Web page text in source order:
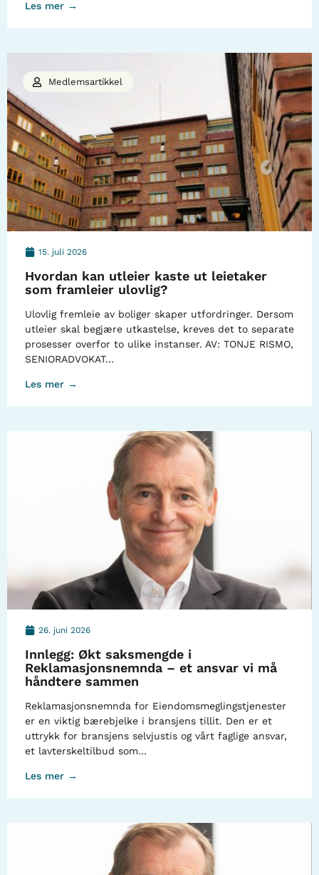
Les mer →
15. juli 2026
Hvordan kan utleier kaste ut leietaker
som framleier ulovlig?
Ulovlig fremleie av boliger skaper utfordringer. Dersom
utleier skal begjære utkastelse, kreves det to separate
prosesser overfor to ulike instanser. AV: TONJE RISMO,
SENIORADVOKAT…
Les mer →
Medlemsartikkel
26. juni 2026
Innlegg: Økt saksmengde i
Reklamasjonsnemnda – et ansvar vi må
håndtere sammen
Reklamasjonsnemnda for Eiendomsmeglingstjenester
er en viktig bærebjelke i bransjens tillit. Den er et
uttrykk for bransjens selvjustis og vårt faglige ansvar,
et lavterskeltilbud som…
Les mer →